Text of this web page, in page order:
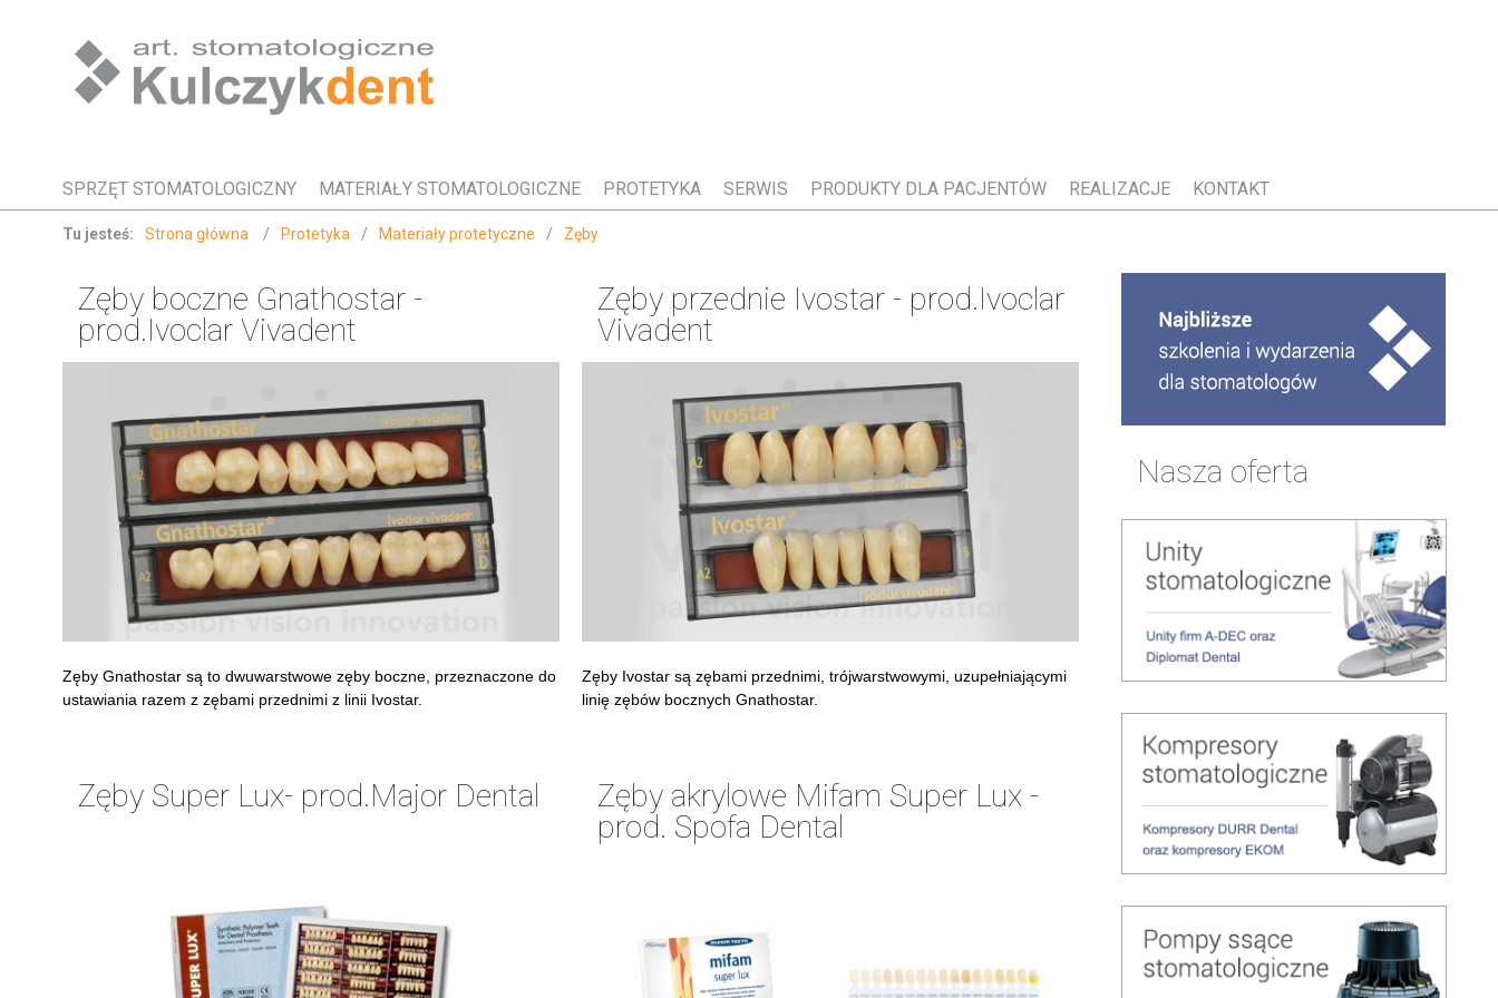
SPRZĘT STOMATOLOGICZNY MATERIAŁY STOMATOLOGICZNE PROTETYKA SERWIS PRODUKTY DLA PACJENTÓW REALIZACJE KONTAKT
Tu jesteś: Strona główna / Protetyka / Materiały protetyczne / Zęby
Zęby boczne Gnathostar -
prod.Ivoclar Vivadent
Zęby Gnathostar są to dwuwarstwowe zęby boczne, przeznaczone do
ustawiania razem z zębami przednimi z linii Ivostar.
Zęby przednie Ivostar - prod.Ivoclar
Vivadent
Zęby Ivostar są zębami przednimi, trójwarstwowymi, uzupełniającymi
linię zębów bocznych Gnathostar.
Zęby Super Lux- prod.Major Dental
Zęby akrylowe Mifam Super Lux -
prod. Spofa Dental
Nasza oferta